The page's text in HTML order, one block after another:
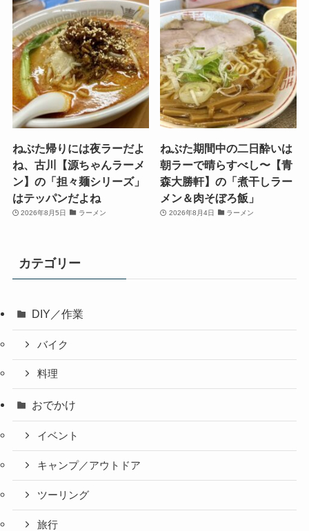
ねぶた帰りには夜ラーだよ
ね、古川【源ちゃんラーメ
ン】の「担々麺シリーズ」
はテッパンだよね
2026年8月5日 ラーメン
ねぶた期間中の二日酔いは
朝ラーで晴らすべし〜【青
森大勝軒】の「煮干しラー
メン＆肉そぼろ飯」
2026年8月4日 ラーメン
カテゴリー
DIY／作業
バイク
料理
おでかけ
イベント
キャンプ／アウトドア
ツーリング
旅行